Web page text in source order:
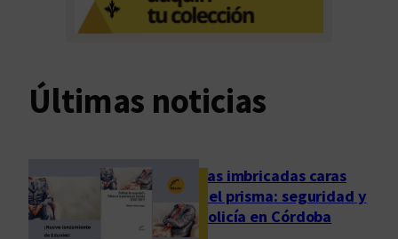
e
r
l
e
l
Últimas noticias
Las imbricadas caras
del prisma: seguridad y
policía en Córdoba